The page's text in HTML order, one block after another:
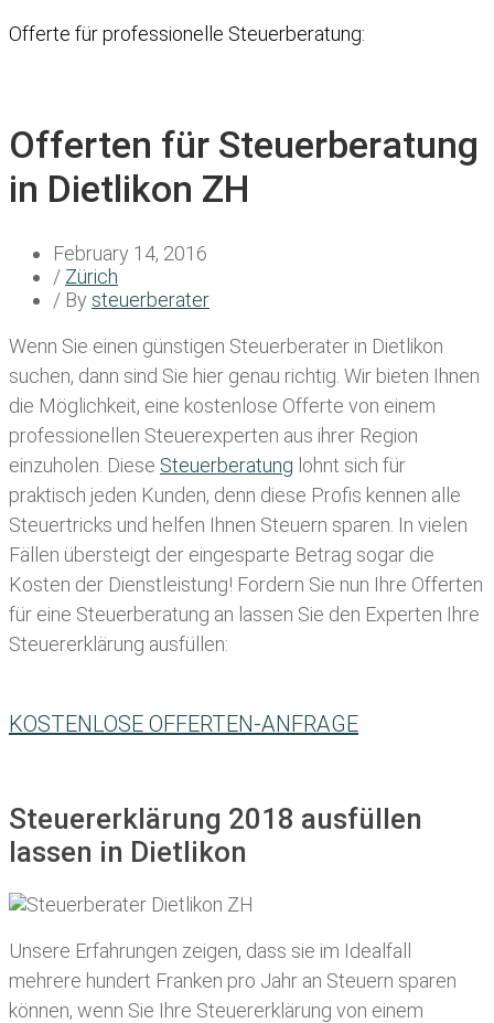
Offerte für professionelle Steuerberatung:
Offerten für Steuerberatung
in Dietlikon ZH
February 14, 2016
/ Zürich
/ By steuerberater
Wenn Sie einen günstigen Steuerberater in Dietlikon
suchen, dann sind Sie hier genau richtig. Wir bieten Ihnen
die Möglichkeit, eine kostenlose Offerte von einem
professionellen Steuerexperten aus ihrer Region
einzuholen. Diese Steuerberatung lohnt sich für
praktisch jeden Kunden, denn diese Profis kennen alle
Steuertricks und helfen Ihnen Steuern sparen. In vielen
Fällen übersteigt der eingesparte Betrag sogar die
Kosten der Dienstleistung! Fordern Sie nun Ihre Offerten
für eine Steuerberatung an lassen Sie den Experten Ihre
Steuererklärung ausfüllen:
KOSTENLOSE OFFERTEN-ANFRAGE
Steuererklärung 2018 ausfüllen
lassen in Dietlikon
Unsere Erfahrungen zeigen, dass sie im Idealfall
mehrere hundert Franken pro Jahr an Steuern sparen
können, wenn Sie Ihre Steuererklärung von einem